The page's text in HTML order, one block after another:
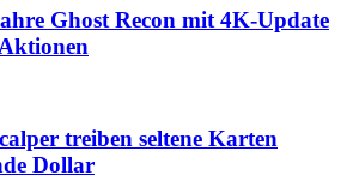
Ghost Recon mit 4K-Update
treiben seltene Karten
Dollar